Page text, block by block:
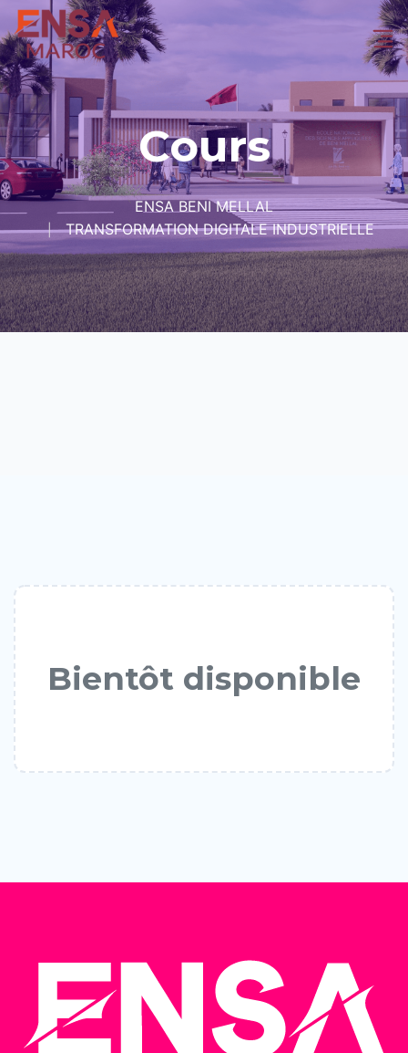
Cours
ENSA BENI MELLAL
TRANSFORMATION DIGITALE INDUSTRIELLE
Bientôt disponible